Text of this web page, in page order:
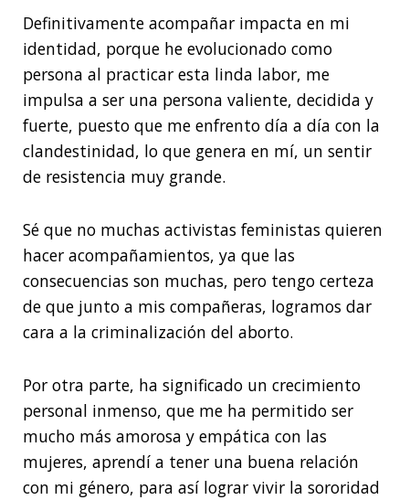
Definitivamente acompañar impacta en mi
identidad, porque he evolucionado como
persona al practicar esta linda labor, me
impulsa a ser una persona valiente, decidida y
fuerte, puesto que me enfrento día a día con la
clandestinidad, lo que genera en mí, un sentir
de resistencia muy grande.
Sé que no muchas activistas feministas quieren
hacer acompañamientos, ya que las
consecuencias son muchas, pero tengo certeza
de que junto a mis compañeras, logramos dar
cara a la criminalización del aborto.
Por otra parte, ha significado un crecimiento
personal inmenso, que me ha permitido ser
mucho más amorosa y empática con las
mujeres, aprendí a tener una buena relación
con mi género, para así lograr vivir la sororidad